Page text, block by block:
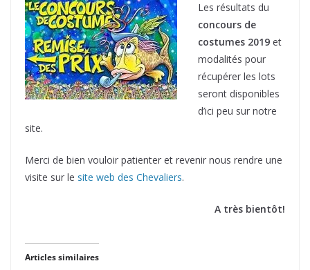
Les résultats du
concours de
costumes 2019 et
modalités pour
récupérer les lots
seront disponibles
d’ici peu sur notre
site.
Merci de bien vouloir patienter et revenir nous rendre une
visite sur le site web des Chevaliers.
A très bientôt!
Articles similaires